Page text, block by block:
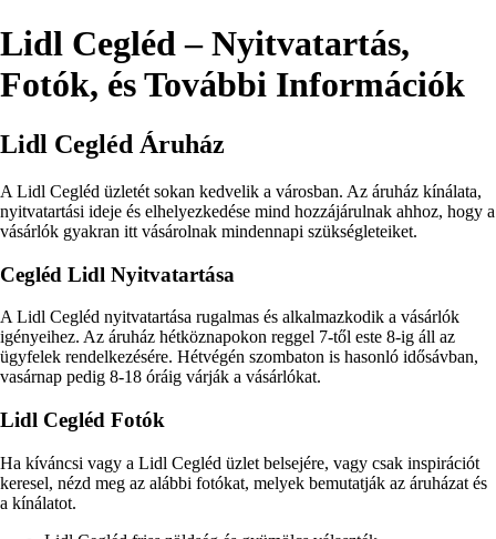
Lidl Cegléd – Nyitvatartás,
Fotók, és További Információk
Lidl Cegléd Áruház
A Lidl Cegléd üzletét sokan kedvelik a városban. Az áruház kínálata,
nyitvatartási ideje és elhelyezkedése mind hozzájárulnak ahhoz, hogy a
vásárlók gyakran itt vásárolnak mindennapi szükségleteiket.
Cegléd Lidl Nyitvatartása
A Lidl Cegléd nyitvatartása rugalmas és alkalmazkodik a vásárlók
igényeihez. Az áruház hétköznapokon reggel 7-től este 8-ig áll az
ügyfelek rendelkezésére. Hétvégén szombaton is hasonló idősávban,
vasárnap pedig 8-18 óráig várják a vásárlókat.
Lidl Cegléd Fotók
Ha kíváncsi vagy a Lidl Cegléd üzlet belsejére, vagy csak inspirációt
keresel, nézd meg az alábbi fotókat, melyek bemutatják az áruházat és
a kínálatot.